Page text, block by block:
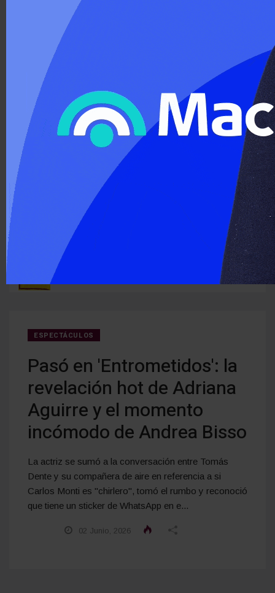
ÚLTIMO MOMENTO :
Detectan cocaína oculta en carne que iba a ser entregada a
›
ESPECTÁCULOS
Pasó en 'Entrometidos': la
revelación hot de Adriana
Aguirre y el momento
incómodo de Andrea Bisso
La actriz se sumó a la conversación entre Tomás
Dente y su compañera de aire en referencia a si
Carlos Monti es "chirlero", tomó el rumbo y reconoció
que tiene un sticker de WhatsApp en e...
02 Junio, 2026